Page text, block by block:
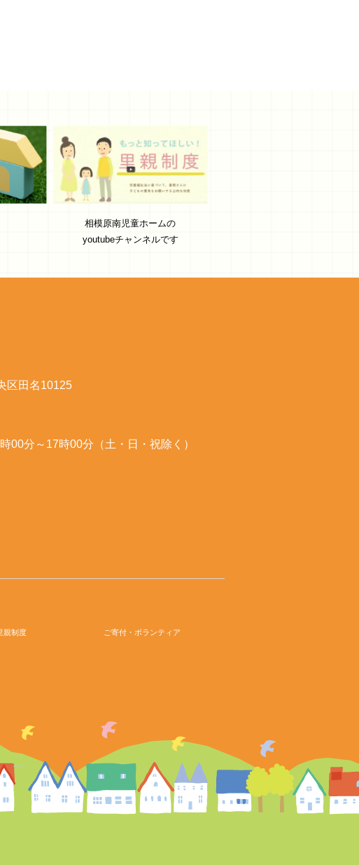
相模原南児童ホームの
youtubeチャンネルです
区田名10125
00分～17時00分（土・日・祝除く）
親制度 ご寄付・ボランティア